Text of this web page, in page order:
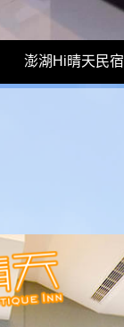
澎湖Hi晴天民宿